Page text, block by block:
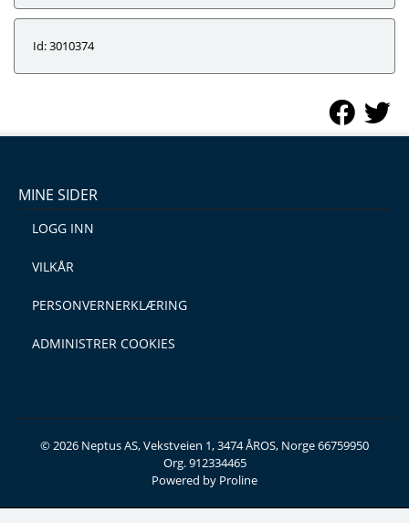
Id: 3010374
MINE SIDER
LOGG INN
VILKÅR
PERSONVERNERKLÆRING
ADMINISTRER COOKIES
© 2026 Neptus AS, Vekstveien 1, 3474 ÅROS, Norge 66759950
Org. 912334465
Powered by Proline